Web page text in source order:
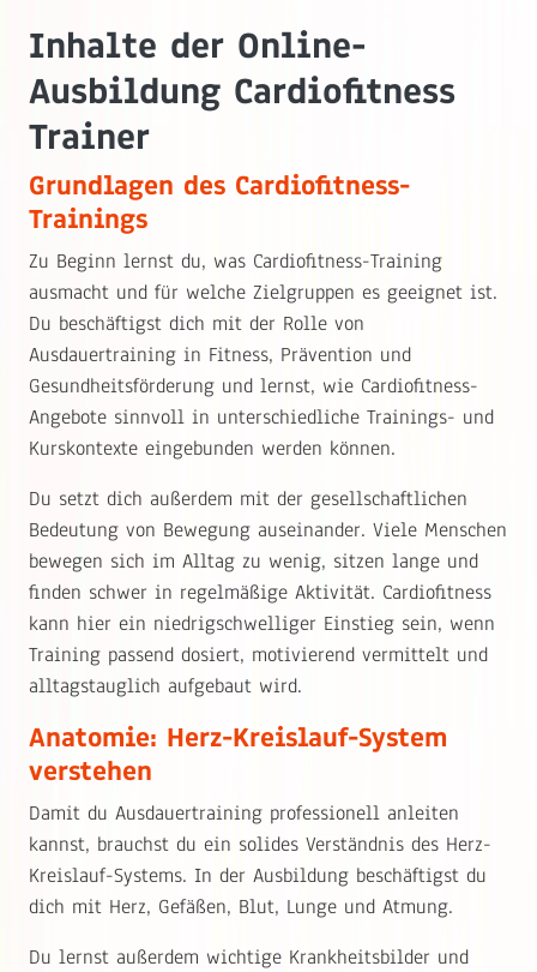
Inhalte der Online-
Ausbildung Cardiofitness
Trainer
Grundlagen des Cardiofitness-
Trainings
Zu Beginn lernst du, was Cardiofitness-Training
ausmacht und für welche Zielgruppen es geeignet ist.
Du beschäftigst dich mit der Rolle von
Ausdauertraining in Fitness, Prävention und
Gesundheitsförderung und lernst, wie Cardiofitness-
Angebote sinnvoll in unterschiedliche Trainings- und
Kurskontexte eingebunden werden können.
Du setzt dich außerdem mit der gesellschaftlichen
Bedeutung von Bewegung auseinander. Viele Menschen
bewegen sich im Alltag zu wenig, sitzen lange und
finden schwer in regelmäßige Aktivität. Cardiofitness
kann hier ein niedrigschwelliger Einstieg sein, wenn
Training passend dosiert, motivierend vermittelt und
alltagstauglich aufgebaut wird.
Anatomie: Herz-Kreislauf-System
verstehen
Damit du Ausdauertraining professionell anleiten
kannst, brauchst du ein solides Verständnis des Herz-
Kreislauf-Systems. In der Ausbildung beschäftigst du
dich mit Herz, Gefäßen, Blut, Lunge und Atmung.
Du lernst außerdem wichtige Krankheitsbilder und